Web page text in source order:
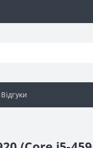
Відгуки